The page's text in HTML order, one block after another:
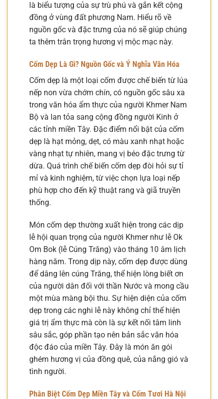
là biểu tượng của sự trù phú và gắn kết cộng
đồng ở vùng đất phương Nam. Hiểu rõ về
nguồn gốc và đặc trưng của nó sẽ giúp chúng
ta thêm trân trọng hương vị mộc mạc này.
Cốm Dẹp Là Gì? Nguồn Gốc và Ý Nghĩa Văn Hóa
Cốm dẹp là một loại cốm được chế biến từ lúa
nếp non vừa chớm chín, có nguồn gốc sâu xa
trong văn hóa ẩm thực của người Khmer Nam
Bộ và lan tỏa sang cộng đồng người Kinh ở
các tỉnh miền Tây. Đặc điểm nổi bật của cốm
dẹp là hạt mỏng, dẹt, có màu xanh nhạt hoặc
vàng nhạt tự nhiên, mang vị béo đặc trưng từ
dừa. Quá trình chế biến cốm dẹp đòi hỏi sự tỉ
mỉ và kinh nghiệm, từ việc chọn lựa loại nếp
phù hợp cho đến kỹ thuật rang và giã truyền
thống.
Món cốm dẹp thường xuất hiện trong các dịp
lễ hội quan trọng của người Khmer như lễ Ok
Om Bok (lễ Cúng Trăng) vào tháng 10 âm lịch
hàng năm. Trong dịp này, cốm dẹp được dùng
để dâng lên cúng Trăng, thể hiện lòng biết ơn
của người dân đối với thần Nước và mong cầu
một mùa màng bội thu. Sự hiện diện của cốm
dẹp trong các nghi lễ này không chỉ thể hiện
giá trị ẩm thực mà còn là sự kết nối tâm linh
sâu sắc, góp phần tạo nên bản sắc văn hóa
độc đáo của miền Tây. Đây là món ăn gói
ghém hương vị của đồng quê, của nắng gió và
tình người.
Phân Biệt Cốm Dẹp Miền Tây và Cốm Tươi Hà Nội